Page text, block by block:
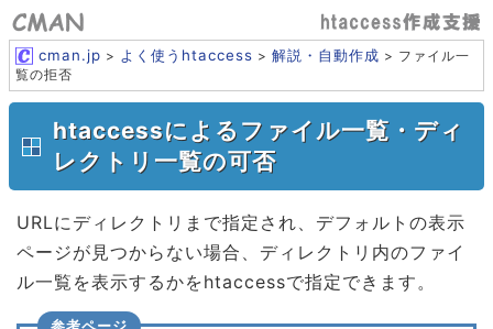
cman.jp > よく使うhtaccess > 解説・自動作成 > ファイル一
覧の拒否
htaccessによるファイル一覧・ディ
レクトリ一覧の可否
URLにディレクトリまで指定され、デフォルトの表示
ページが見つからない場合、ディレクトリ内のファイ
ル一覧を表示するかをhtaccessで指定できます。